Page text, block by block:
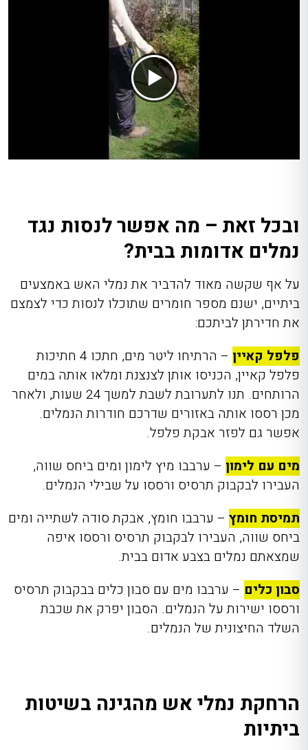
ובכל זאת – מה אפשר לנסות נגד
נמלים אדומות בבית?
על אף שקשה מאוד להדביר את נמלי האש באמצעים
ביתיים, ישנם מספר חומרים שתוכלו לנסות כדי לצמצם
את חדירתן לביתכם:
פלפל קאיין
– הרתיחו ליטר מים, חתכו 4 חתיכות
פלפל קאיין, הכניסו אותן לצנצנת ומלאו אותה במים
הרותחים. תנו לתערובת לשבת למשך 24 שעות, ולאחר
מכן רססו אותה באזורים שדרכם חודרות הנמלים.
אפשר גם לפזר אבקת פלפל.
מים עם לימון – ערבבו מיץ לימון ומים ביחס שווה,
העבירו לבקבוק תרסיס ורססו על שבילי הנמלים.
תמיסת חומץ – ערבבו חומץ, אבקת סודה לשתייה ומים
ביחס שווה, העבירו לבקבוק תרסיס ורססו איפה
שמצאתם נמלים בצבע אדום בבית.
סבון כלים – ערבבו מים עם סבון כלים בבקבוק תרסיס
ורססו ישירות על הנמלים. הסבון יפרק את שכבת
השלד החיצונית של הנמלים.
הרחקת נמלי אש מהגינה בשיטות
ביתיות